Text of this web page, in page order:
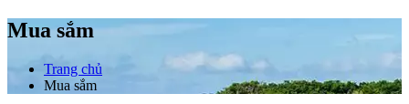
Mua sắm
Trang chủ
Mua sắm